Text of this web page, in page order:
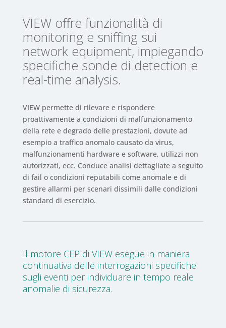
VIEW offre funzionalità di
monitoring e sniffing sui
network equipment, impiegando
specifiche sonde di detection e
real-time analysis.
VIEW permette di rilevare e rispondere
proattivamente a condizioni di malfunzionamento
della rete e degrado delle prestazioni, dovute ad
esempio a traffico anomalo causato da virus,
malfunzionamenti hardware e software, utilizzi non
autorizzati, ecc. Conduce analisi dettagliate a seguito
di fail o condizioni reputabili come anomale e di
gestire allarmi per scenari dissimili dalle condizioni
standard di esercizio.
Il motore CEP di VIEW esegue in maniera
continuativa delle interrogazioni specifiche
sugli eventi per individuare in tempo reale
anomalie di sicurezza.